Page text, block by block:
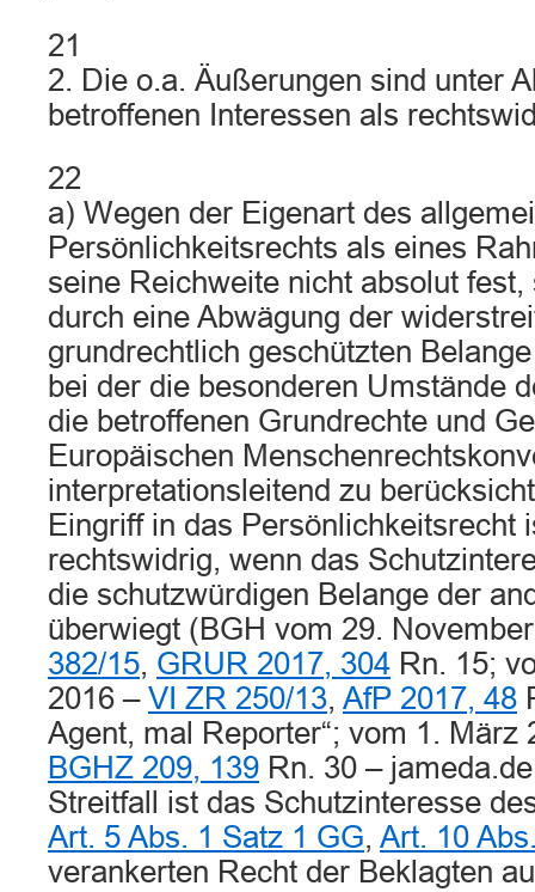
21
2. Die o.a. Äußerungen sind unter
betroffenen Interessen als
22
a) Wegen der Eigenart des
Persönlichkeitsrechts als eines
seine Reichweite nicht absolut
durch eine Abwägung der
grundrechtlich geschützten
bei der die besonderen Umstände
die betroffenen Grundrechte und
Europäischen
interpretationsleitend zu
Eingriff in das Persönlichkeitsrecht
rechtswidrig, wenn das
die schutzwürdigen Belange der
überwiegt (BGH vom 29.
382/15, GRUR 2017, 304 Rn. 15;
2016 – VI ZR 250/13, AfP 2017, 48
Agent, mal Reporter“; vom 1. März
BGHZ 209, 139 Rn. 30 –
Streitfall ist das Schutzinteresse
Art. 5 Abs. 1 Satz 1 GG, Art. 10
verankerten Recht der Beklagten